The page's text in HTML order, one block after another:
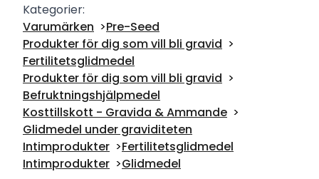
Kategorier:
Varumärken
Pre-Seed
Produkter för dig som vill bli gravid
Fertilitetsglidmedel
Produkter för dig som vill bli gravid
Befruktningshjälpmedel
Kosttillskott - Gravida & Ammande
Glidmedel under graviditeten
Intimprodukter
Fertilitetsglidmedel
Intimprodukter
Glidmedel